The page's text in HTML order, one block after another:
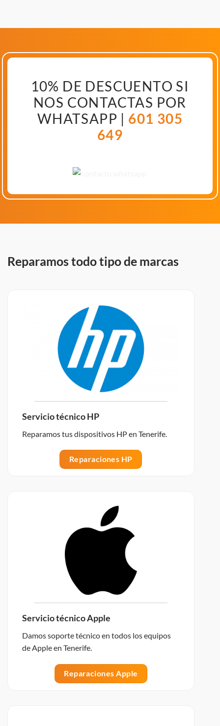
10% DE DESCUENTO SI
NOS CONTACTAS POR
WHATSAPP | 601 305
649
Reparamos todo tipo de marcas
Servicio técnico HP
Reparamos tus dispositivos HP en Tenerife.
Reparaciones HP
Servicio técnico Apple
Damos soporte técnico en todos los equipos
de Apple en Tenerife.
Reparaciones Apple